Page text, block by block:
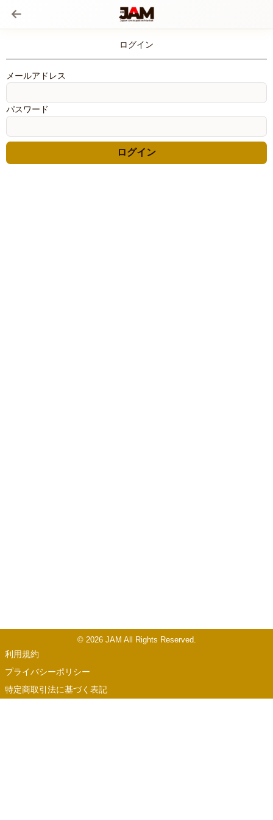
ログイン
メールアドレス
パスワード
ログイン
© 2026 JAM All Rights Reserved.
利用規約
プライバシーポリシー
特定商取引法に基づく表記